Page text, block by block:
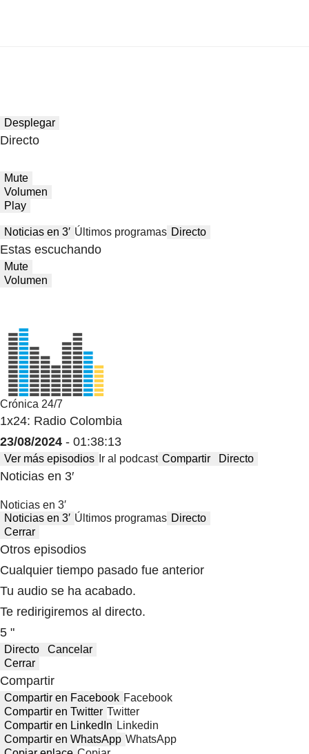
Desplegar
Directo
Mute
Volumen
Play
Noticias en 3′ Últimos programas Directo
Estas escuchando
Mute
Volumen
Crónica 24/7
1x24: Radio Colombia
23/08/2024 - 01:38:13
Ver más episodios Ir al podcast Compartir Directo
Noticias en 3′
Noticias en 3′
Noticias en 3′ Últimos programas Directo
Cerrar
Otros episodios
Cualquier tiempo pasado fue anterior
Tu audio se ha acabado.
Te redirigiremos al directo.
5 "
Directo
Cancelar
Cerrar
Compartir
Compartir en Facebook Facebook
Compartir en Twitter Twitter
Compartir en LinkedIn Linkedin
Compartir en WhatsApp WhatsApp